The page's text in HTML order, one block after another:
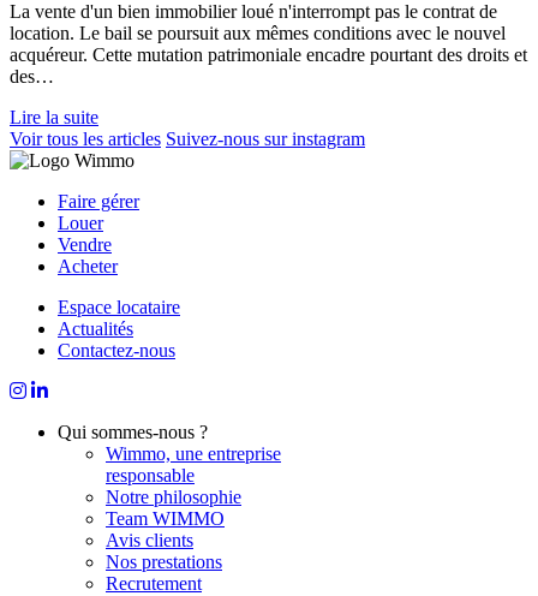
La vente d'un bien immobilier loué n'interrompt pas le contrat de
location. Le bail se poursuit aux mêmes conditions avec le nouvel
acquéreur. Cette mutation patrimoniale encadre pourtant des droits et
des…
Lire la suite
Voir tous les articles Suivez-nous sur instagram
Faire gérer
Louer
Vendre
Acheter
Espace locataire
Actualités
Contactez-nous
Qui sommes-nous ?
Wimmo, une entreprise
responsable
Notre philosophie
Team WIMMO
Avis clients
Nos prestations
Recrutement